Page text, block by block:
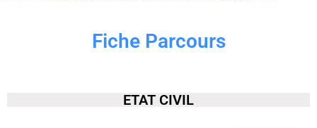
Fiche Parcours
ETAT CIVIL